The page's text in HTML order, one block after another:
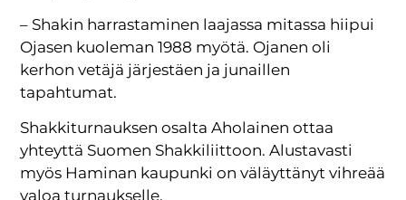
– Shakin harrastaminen laajassa mitassa hiipui
Ojasen kuoleman 1988 myötä. Ojanen oli
kerhon vetäjä järjestäen ja junaillen
tapahtumat.
Shakkiturnauksen osalta Aholainen ottaa
yhteyttä Suomen Shakkiliittoon. Alustavasti
myös Haminan kaupunki on väläyttänyt vihreää
valoa turnaukselle.